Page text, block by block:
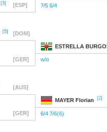
[3] [ESP] 7/5 6/4
[5] [DOM]
ESTRELLA
[GER] w/o
[AUS]
MAYER Florian [2]
[GER] 6/4 7/6(6)